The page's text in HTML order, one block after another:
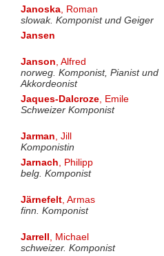
Janoska, Roman
slowak. Komponist und Geiger
Jansen
Janson , Alfred
norweg. Komponist, Pianist und
Akkordeonist
Jaques-Dalcroze, Emile
Schweizer Komponist
Jarman , Jill
Komponistin
Jarnach , Philipp
belg. Komponist
Järnefelt, Armas
finn. Komponist
Jarrell , Michael
schweizer. Komponist